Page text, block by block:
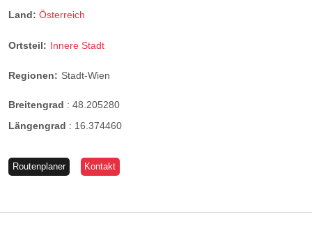
Land: Österreich
Ortsteil: Innere Stadt
Regionen: Stadt-Wien
Breitengrad : 48.205280
Längengrad : 16.374460
Routenplaner Kontakt